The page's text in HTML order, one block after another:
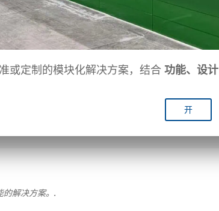
或定制的模块化解决方案，结合 功能、设计
开
解决方案。.